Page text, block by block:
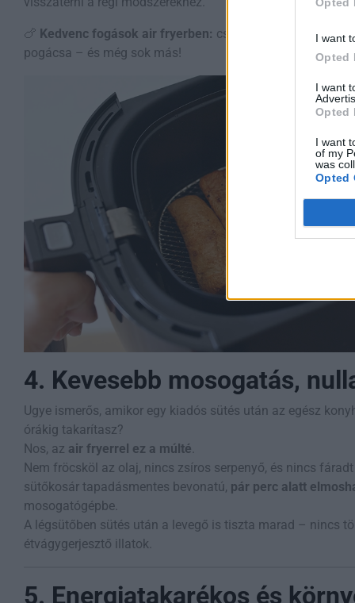
I want
Opted
I want
Opted
I want
of my
was
Opted
🍗 Kedvenc fogások air fryerben: csirkemell,
pogácsa – és még sok más!
4. Kevesebb mosogatás,
Ugye ismerős, amikor egy kiadós sütés után az egész
órákig takarítasz?
Nos, az air fryerrel ez a múlté
Nem fröcsköl az olaj, nincs zsíros serpenyő, és nincs
sütőkosár tapadásmentes bevonatú, pár perc alatt
mosogatógépbe.
A légsütőben sütés után a levegő is tiszta marad – nincs
étvágygerjesztő illatok.
5. Energiatakarékos és